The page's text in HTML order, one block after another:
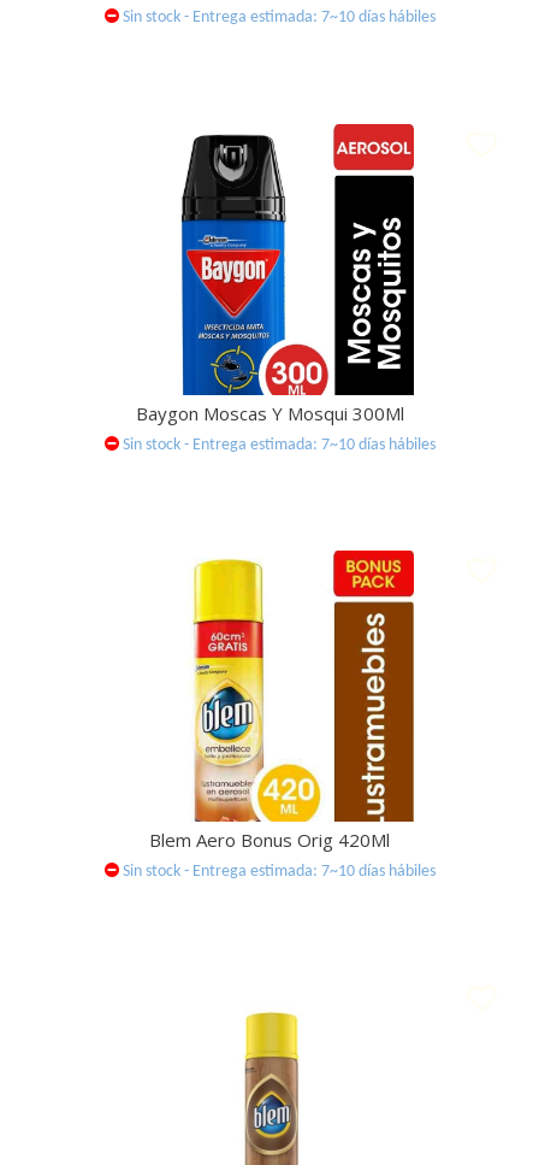
Sin stock - Entrega estimada: 7~10 días hábiles
Baygon Moscas Y Mosqui 300Ml
Sin stock - Entrega estimada: 7~10 días hábiles
Blem Aero Bonus Orig 420Ml
Sin stock - Entrega estimada: 7~10 días hábiles